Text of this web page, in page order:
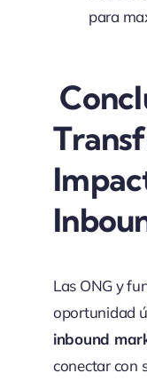
para
Las ONG y
oportunidad
inbound
conectar con